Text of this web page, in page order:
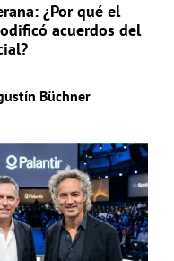
¿Por qué el
acuerdos del
Büchner